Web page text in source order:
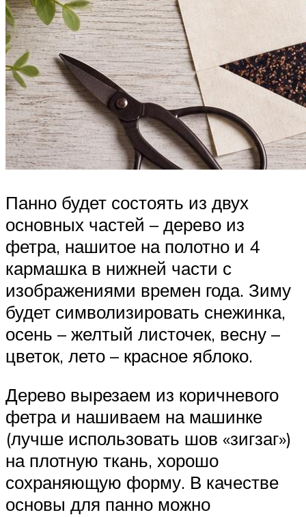
Панно будет состоять из двух
основных частей – дерево из
фетра, нашитое на полотно и 4
кармашка в нижней части с
изображениями времен года. Зиму
будет символизировать снежинка,
осень – желтый листочек, весну –
цветок, лето – красное яблоко.
Дерево вырезаем из коричневого
фетра и нашиваем на машинке
(лучше использовать шов «зигзаг»)
на плотную ткань, хорошо
сохраняющую форму. В качестве
основы для панно можно